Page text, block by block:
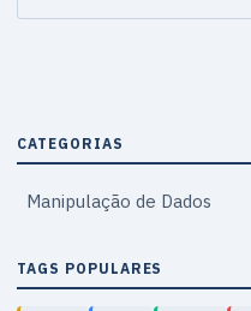
CATEGORIAS
Manipulação de Dados
TAGS POPULARES